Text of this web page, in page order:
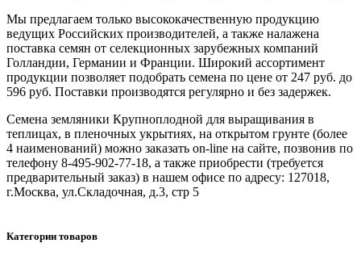
Мы предлагаем только высококачественную продукцию
ведущих Российских производителей, а также налажена
поставка семян от селекционных зарубежных компаний
Голландии, Германии и Франции. Широкий ассортимент
продукции позволяет подобрать семена по цене от 247 руб. до
596 руб. Поставки производятся регулярно и без задержек.
Семена земляники Крупноплодной для выращивания в
теплицах, в пленочных укрытиях, на открытом грунте (более
4 наименований) можно заказать on-line на сайте, позвонив по
телефону 8-495-902-77-18, а также приобрести (требуется
предварительный заказ) в нашем офисе по адресу: 127018,
г.Москва, ул.Складочная, д.3, стр 5
Категории товаров